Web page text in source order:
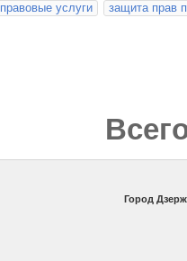
правовые услуги
защита прав
Город